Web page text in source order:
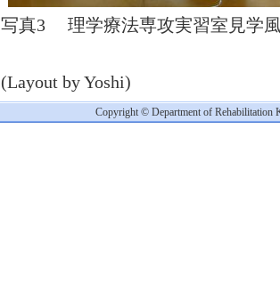
写真3 理学療法専攻実習室見学
(Layout by Yoshi)
Copyright © Department of Rehabilitation